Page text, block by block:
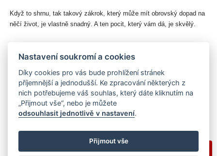
Když to shrnu, tak takový zákrok, který může mít obrovský dopad na
něčí život, je vlastně snadný. A ten pocit, který vám dá, je skvělý.
Sdílejte na sociálních sítích
SdíletFacebook
TwitterEmailMessenger
GmailLinkedInWhatsApp
Nastavení soukromí a cookies
Díky cookies pro vás bude prohlížení stránek
příjemnější a jednodušší. Ke zpracování některých z
nich potřebujeme váš souhlas, který dáte kliknutím na
„Přijmout vše“, nebo je můžete
odsouhlasit jednotlivě v nastavení.
Přijmout vše